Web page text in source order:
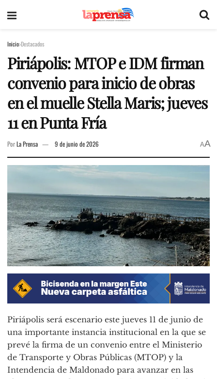
Inicio Destacados
Piriápolis: MTOP e IDM firman
convenio para inicio de obras
en el muelle Stella Maris; jueves
11 en Punta Fría
PorLa Prensa 9 de junio de 2026 AA
Piriápolis será escenario este jueves 11 de junio de
una importante instancia institucional en la que se
prevé la firma de un convenio entre el Ministerio
de Transporte y Obras Públicas (MTOP) y la
Intendencia de Maldonado para avanzar en las